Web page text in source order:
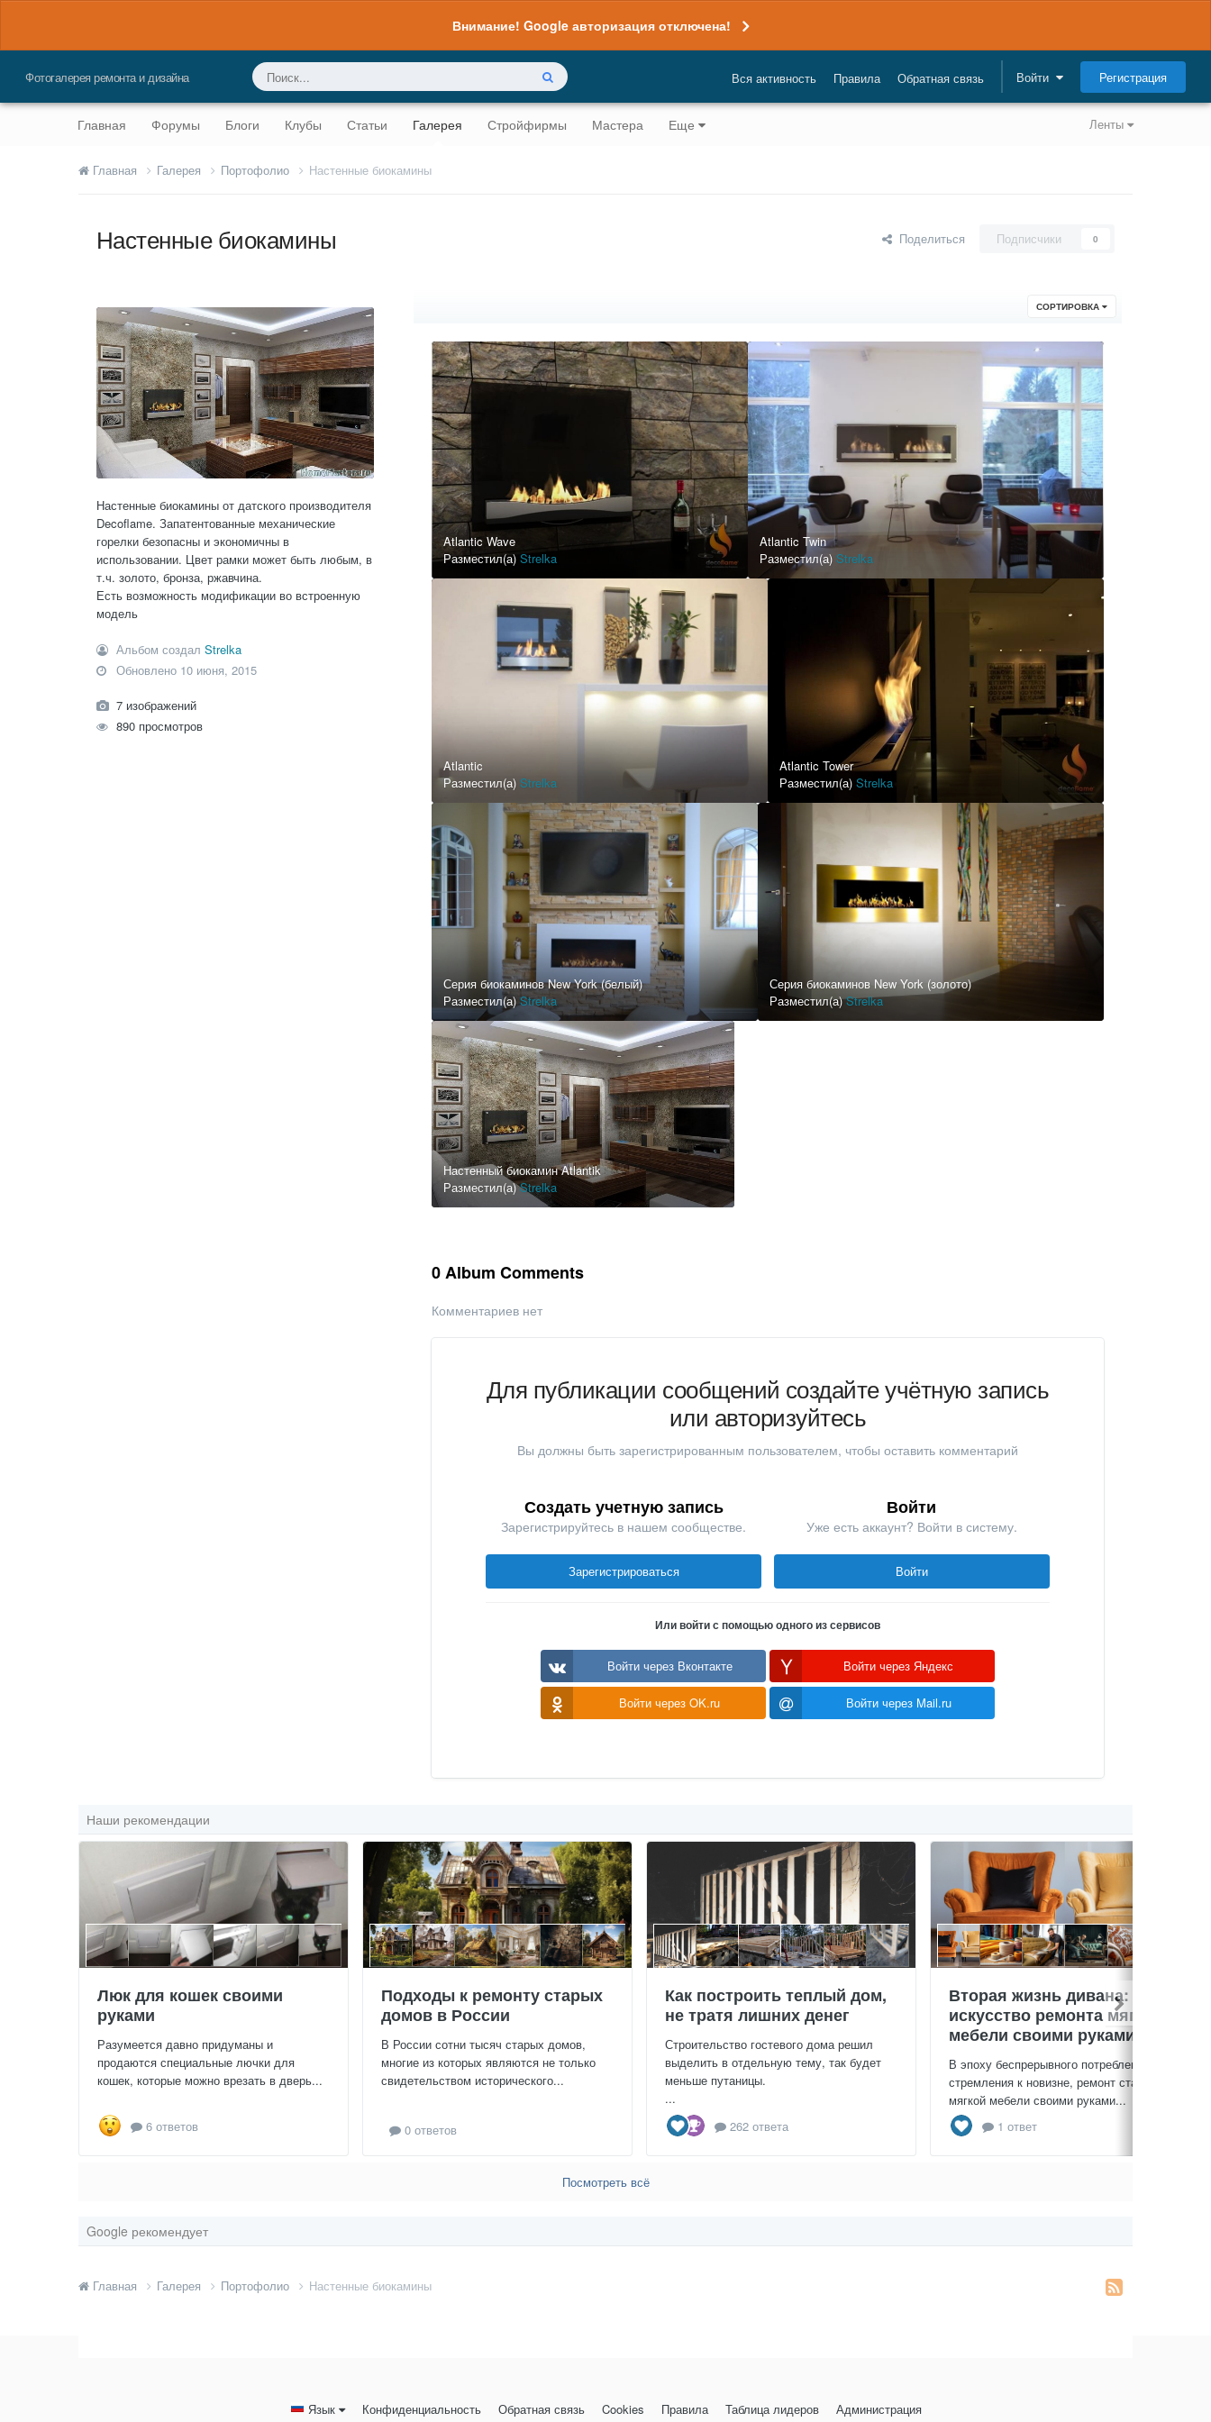
Внимание! Google авторизация отключена!
Фотогалерея ремонта и дизайна Вся активность Правила Обратная связь Войти Регистрация
Ленты
Главная Форумы Блоги Клубы Статьи Галерея Стройфирмы Мастера Еще
Главная Галерея Портофолио Настенные биокамины
Настенные биокамины Поделиться Подписчики 0
Настенные биокамины от датского производителя
Decoflame. Запатентованные механические
горелки безопасны и экономичны в
использовании. Цвет рамки может быть любым, в
т.ч. золото, бронза, ржавчина.
Есть возможность модификации во встроенную
модель
Альбом создалStrelka
Обновлено 10 июня, 2015
7 изображений
890 просмотров
СОРТИРОВКА
Atlantic Wave
Разместил(а) Strelka
Atlantic Twin
Разместил(а) Strelka
Atlantic
Разместил(а) Strelka
Atlantic Tower
Разместил(а) Strelka
Серия биокаминов New York (белый)
Разместил(а)Strelka
Серия биокаминов New York (золото)
Разместил(а)Strelka
Настенный биокамин Atlantik
Разместил(а)Strelka
0 Album Comments
Комментариев нет
Для публикации сообщений создайте учётную запись
или авторизуйтесь
Вы должны быть зарегистрированным пользователем, чтобы оставить комментарий
Создать учетную запись
Зарегистрируйтесь в нашем сообществе.
Зарегистрироваться
Войти
Уже есть аккаунт? Войти в систему.
Войти
Или войти с помощью одного из сервисов
Войти через Вконтакте Войти через Яндекс
Войти через OK.ru Войти через Mail.ru
Наши рекомендации
Люк для кошек своими
руками
Разумеется давно придуманы и
продаются специальные лючки для
кошек, которые можно врезать в дверь...
6 ответов
Подходы к ремонту старых
домов в России
В России сотни тысяч старых домов,
многие из которых являются не только
свидетельством исторического...
0 ответов
Как построить теплый дом,
не тратя лишних денег
Строительство гостевого дома решил
выделить в отдельную тему, так будет
меньше путаницы.
...
262 ответа
Вторая жизнь дивана:
искусство ремонта мягкой
мебели своими руками
В эпоху беспрерывного потребления и
стремления к новизне, ремонт старой
мягкой мебели своими руками...
1 ответ
Посмотреть всё
Google рекомендует
Главная Галерея Портофолио Настенные биокамины
Язык Конфиденциальность Обратная связь Cookies Правила Таблица лидеров Администрация